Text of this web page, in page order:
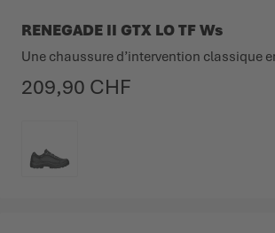
209,90 CHF
RENEGADE II GTX LO TF Ws
COULEUR